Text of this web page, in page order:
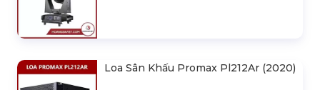
Đèn Outdoor Moving Head Beam